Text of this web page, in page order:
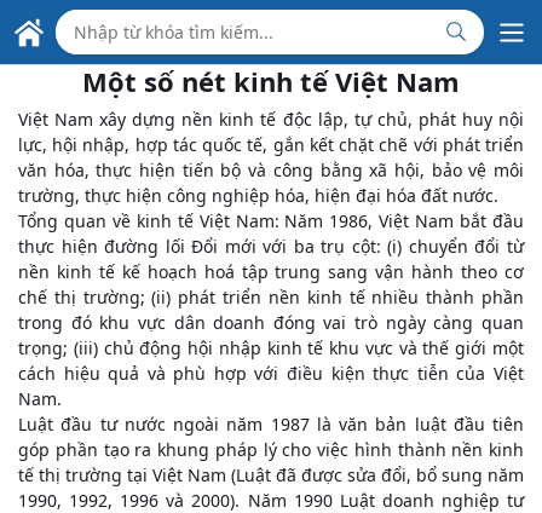
Skip to Main Content
ĐẠI SỨ QUÁN VIỆT NAM
TẠI PANAMA
Một số nét kinh tế Việt Nam
Việt Nam xây dựng nền kinh tế độc lập, tự chủ, phát huy nội
lực, hội nhập, hợp tác quốc tế, gắn kết chặt chẽ với phát triển
văn hóa, thực hiện tiến bộ và công bằng xã hội, bảo vệ môi
trường, thực hiện công nghiệp hóa, hiện đại hóa đất nước.
Tổng quan về kinh tế Việt Nam: Năm 1986, Việt Nam bắt đầu
thực hiện đường lối Đổi mới với ba trụ cột: (i) chuyển đổi từ
nền kinh tế kế hoạch hoá tập trung sang vận hành theo cơ
chế thị trường; (ii) phát triển nền kinh tế nhiều thành phần
trong đó khu vực dân doanh đóng vai trò ngày càng quan
trọng; (iii) chủ động hội nhập kinh tế khu vực và thế giới một
cách hiệu quả và phù hợp với điều kiện thực tiễn của Việt
Nam.
Luật đầu tư nước ngoài năm 1987 là văn bản luật đầu tiên
góp phần tạo ra khung pháp lý cho việc hình thành nền kinh
tế thị trường tại Việt Nam (Luật đã được sửa đổi, bổ sung năm
1990, 1992, 1996 và 2000). Năm 1990 Luật doanh nghiệp tư